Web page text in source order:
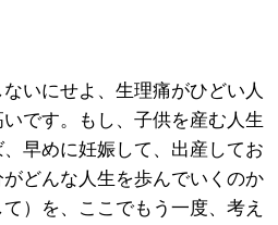
いにせよ、生理痛がひどい人
です。もし、子供を産む人生
早めに妊娠して、出産してお
どんな人生を歩んでいくのか
）を、ここでもう一度、考え